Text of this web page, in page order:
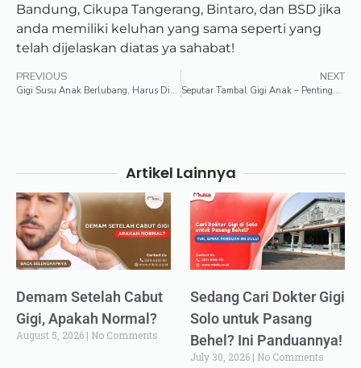
Bandung, Cikupa Tangerang, Bintaro, dan BSD jika
anda memiliki keluhan yang sama seperti yang
telah dijelaskan diatas ya sahabat!
PREVIOUS
Gigi Susu Anak Berlubang, Harus Ditambal atau Tunggu Ganti?
NEXT
Seputar Tambal Gigi Anak – Pentingnya, Bahan, Prosedur, Masalah
Artikel Lainnya
Demam Setelah Cabut
Gigi, Apakah Normal?
August 5, 2026 No Comments
Sedang Cari Dokter Gigi
Solo untuk Pasang
Behel? Ini Panduannya!
July 30, 2026 No Comments